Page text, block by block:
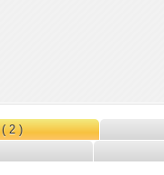
( 2 )